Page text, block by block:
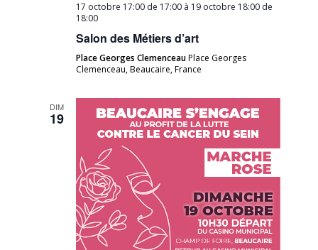
17 octobre 17:00 de 17:00 à 19 octobre 18:00 de
18:00
Salon des Métiers d’art
Place Georges ClemenceauPlace Georges
Clemenceau, Beaucaire, France
DIM
19